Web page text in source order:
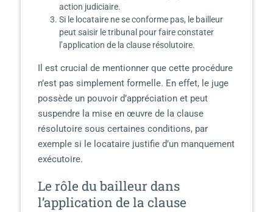
action judiciaire.
Si le locataire ne se conforme pas, le bailleur
peut saisir le tribunal pour faire constater
l’application de la clause résolutoire.
Il est crucial de mentionner que cette procédure
n’est pas simplement formelle. En effet, le juge
possède un pouvoir d’appréciation et peut
suspendre la mise en œuvre de la clause
résolutoire sous certaines conditions, par
exemple si le locataire justifie d’un manquement
exécutoire.
Le rôle du bailleur dans
l’application de la clause